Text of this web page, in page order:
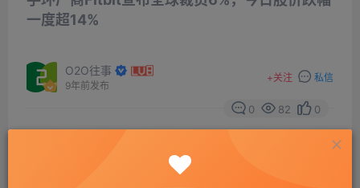
一度超14%
O2O往事
9年前发布
+关注 私信
0 82 0
1月30日晚间消息，在发布了令人失望的第四季度业绩
后，可穿戴设备厂商Fitbit今日宣布，将在全球范围内裁员